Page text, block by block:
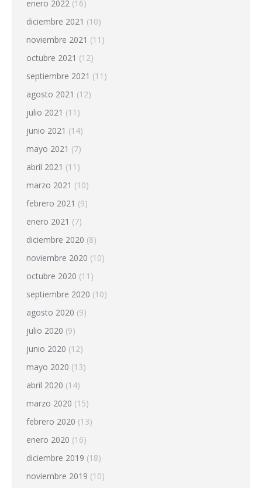
enero 2022 (16)
diciembre 2021 (10)
noviembre 2021 (11)
octubre 2021 (12)
septiembre 2021 (11)
agosto 2021 (12)
julio 2021 (11)
junio 2021 (14)
mayo 2021 (7)
abril 2021 (11)
marzo 2021 (10)
febrero 2021 (9)
enero 2021 (7)
diciembre 2020 (8)
noviembre 2020 (10)
octubre 2020 (11)
septiembre 2020 (10)
agosto 2020 (9)
julio 2020 (9)
junio 2020 (12)
mayo 2020 (13)
abril 2020 (14)
marzo 2020 (15)
febrero 2020 (13)
enero 2020 (16)
diciembre 2019 (18)
noviembre 2019 (10)